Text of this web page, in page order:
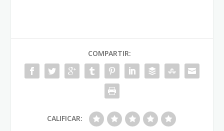
COMPARTIR:
CALIFICAR: